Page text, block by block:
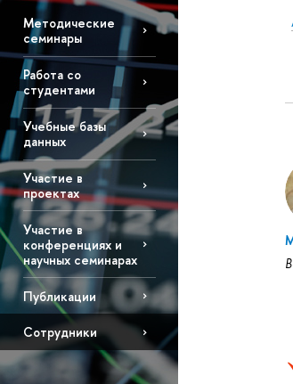
Методические
семинары
Работа со
студентами
Учебные базы
данных
Участие в
проектах
Участие в
конференциях и
научных семинарах
Публикации
Сотрудники